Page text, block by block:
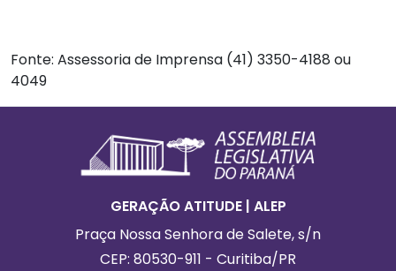
Fonte: Assessoria de Imprensa (41) 3350-4188 ou
4049
Informações Gerais
GERAÇÃO ATITUDE | ALEP
Praça Nossa Senhora de Salete, s/n
CEP: 80530-911 - Curitiba/PR